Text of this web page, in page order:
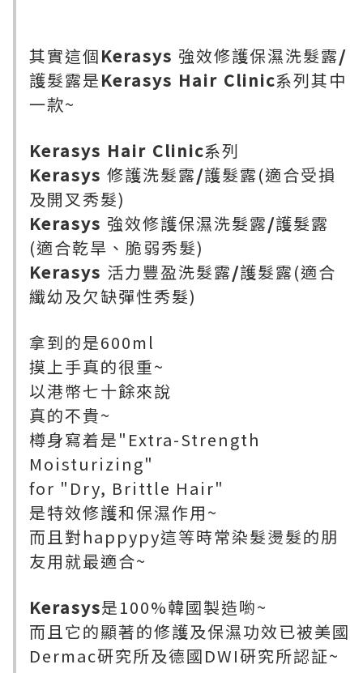
其實這個Kerasys 強效修護保濕洗髮露/
護髮露是Kerasys Hair Clinic系列其中
一款~
Kerasys Hair Clinic系列
Kerasys 修護洗髮露/護髮露(適合受損
及開叉秀髮)
Kerasys 強效修護保濕洗髮露/護髮露
(適合乾旱、脆弱秀髮)
Kerasys 活力豐盈洗髮露/護髮露(適合
纖幼及欠缺彈性秀髮)
拿到的是600ml
摸上手真的很重~
以港幣七十餘來說
真的不貴~
樽身寫着是"Extra-Strength
Moisturizing"
for "Dry, Brittle Hair"
是特效修護和保濕作用~
而且對happypy這等時常染髮燙髮的朋
友用就最適合~
Kerasys是100%韓國製造喲~
而且它的顯著的修護及保濕功效已被美國
Dermac硏究所及德國DWI硏究所認証~